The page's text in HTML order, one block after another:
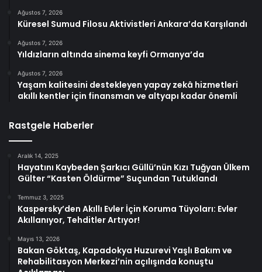
Ağustos 7, 2026
Küresel Sumud Filosu Aktivistleri Ankara’da Karşılandı
Ağustos 7, 2026
Yıldızların altında sinema keyfi Ormanya’da
Ağustos 7, 2026
Yaşam kalitesini destekleyen yapay zekâ hizmetleri
akıllı kentler için finansman ve altyapı kadar önemli
Rastgele Haberler
Aralık 14, 2025
Hayatını Kaybeden Şarkıcı Güllü’nün Kızı Tuğyan Ülkem
Gülter “Kasten Öldürme” Suçundan Tutuklandı
Temmuz 3, 2025
Kaspersky’den Akıllı Evler İçin Koruma Tüyoları: Evler
Akıllanıyor, Tehditler Artıyor!
Mayıs 13, 2026
Bakan Göktaş, Kapadokya Huzurevi Yaşlı Bakım ve
Rehabilitasyon Merkezi’nin açılışında konuştu